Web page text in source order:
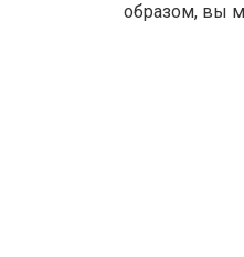
образом, вы